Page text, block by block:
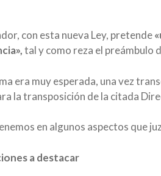
con esta nueva Ley, pretende
tal y como reza el preámbulo
era muy esperada, una vez
la transposición de la citada
en algunos aspectos que
a destacar